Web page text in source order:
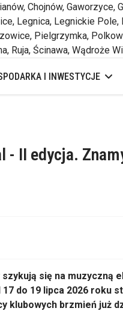
Chojnów, Gaworzyce,
Legnica, Legnickie Pole,
Pielgrzymka,
Ruja, Ścinawa, Wądroże
I INWESTYCJE
- II edycja.
szykują się na muzyczną
do 19 lipca 2026 roku
klubowych brzmień już